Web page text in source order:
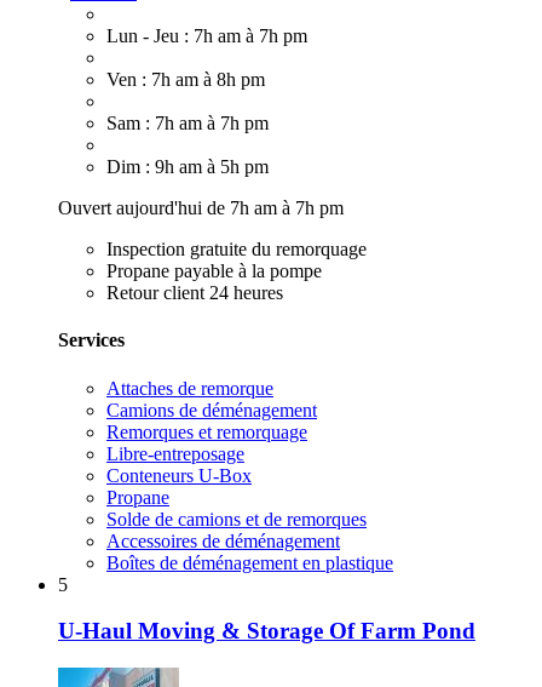
Lun - Jeu : 7h am à 7h pm
Ven : 7h am à 8h pm
Sam : 7h am à 7h pm
Dim : 9h am à 5h pm
Ouvert aujourd'hui de 7h am à 7h pm
Inspection gratuite du remorquage
Propane payable à la pompe
Retour client 24 heures
Services
Attaches de remorque
Camions de déménagement
Remorques et remorquage
Libre-entreposage
Conteneurs U-Box
Propane
Solde de camions et de remorques
Accessoires de déménagement
Boîtes de déménagement en plastique
5
U-Haul Moving & Storage Of Farm Pond